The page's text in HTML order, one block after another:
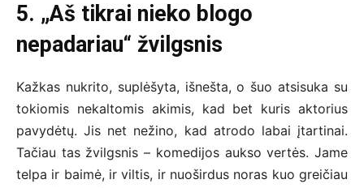
5. „Aš tikrai nieko blogo
nepadariau“ žvilgsnis
Kažkas nukrito, suplėšyta, išnešta, o šuo atsisuka su
tokiomis nekaltomis akimis, kad bet kuris aktorius
pavydėtų. Jis net nežino, kad atrodo labai įtartinai.
Tačiau tas žvilgsnis – komedijos aukso vertės. Jame
telpa ir baimė, ir viltis, ir nuoširdus noras kuo greičiau